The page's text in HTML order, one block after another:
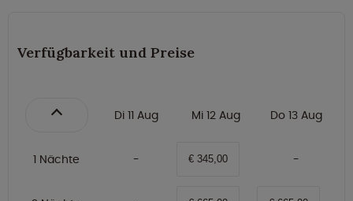
Verfügbarkeit und Preise
Di 11 Aug Mi 12 Aug Do 13 Aug
1 Nächte € 345,00